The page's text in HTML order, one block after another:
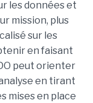
les données et
mission, plus
sur les
en faisant
peut orienter
en tirant
mises en place